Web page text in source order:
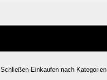
Schließen Einkaufen nach Kategorien